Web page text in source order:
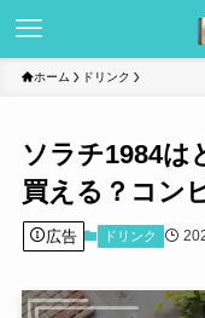
ホーム ドリンク
ソラチ1984は
買える？コン
広告 ドリンク